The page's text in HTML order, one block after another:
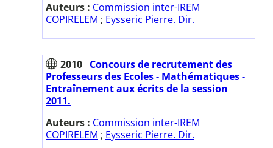
Auteurs : Commission inter-IREM
COPIRELEM ; Eysseric Pierre. Dir.
2010 Concours de recrutement des
Professeurs des Ecoles - Mathématiques -
Entraînement aux écrits de la session
2011.
Auteurs : Commission inter-IREM
COPIRELEM ; Eysseric Pierre. Dir.